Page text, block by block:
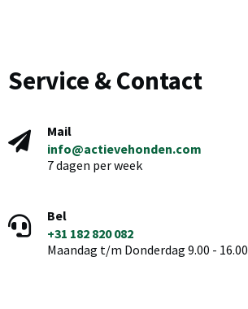
Service & Contact
Mail
info@actievehonden.com
7 dagen per week
Bel
+31 182 820 082
Maandag t/m Donderdag 9.00 - 16.00